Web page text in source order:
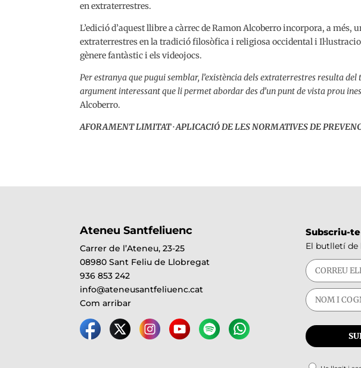
en extraterrestres.
L’edició d’aquest llibre a càrrec de Ramon Alcoberro incorpora, a més,
extraterrestres en la tradició filosòfica i religiosa occidental i
gènere fantàstic i els videojocs.
Per estranya que pugui semblar, l’existència dels extraterrestres resulta
argument interessant que li permet abordar des d’un punt de vista prou
Alcoberro.
AFORAMENT LIMITAT · APLICACIÓ DE LES NORMATIVES DE
Ateneu Santfeliuenc
Carrer de l’Ateneu, 23-25
08980 Sant Feliu de Llobregat
936 853 242
info@ateneusantfeliuenc.cat
Com arribar
Subscriu-
El butlletí de